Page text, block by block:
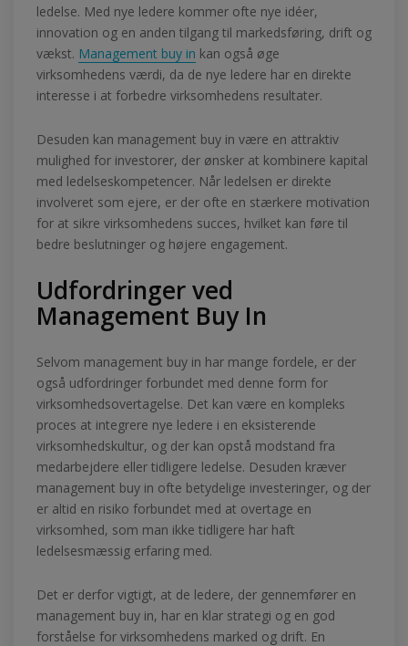
ledelse. Med nye ledere kommer ofte nye idéer,
innovation og en anden tilgang til markedsføring, drift og
vækst. Management buy in kan også øge
virksomhedens værdi, da de nye ledere har en direkte
interesse i at forbedre virksomhedens resultater.
Desuden kan management buy in være en attraktiv
mulighed for investorer, der ønsker at kombinere kapital
med ledelseskompetencer. Når ledelsen er direkte
involveret som ejere, er der ofte en stærkere motivation
for at sikre virksomhedens succes, hvilket kan føre til
bedre beslutninger og højere engagement.
Udfordringer ved
Management Buy In
Selvom management buy in har mange fordele, er der
også udfordringer forbundet med denne form for
virksomhedsovertagelse. Det kan være en kompleks
proces at integrere nye ledere i en eksisterende
virksomhedskultur, og der kan opstå modstand fra
medarbejdere eller tidligere ledelse. Desuden kræver
management buy in ofte betydelige investeringer, og der
er altid en risiko forbundet med at overtage en
virksomhed, som man ikke tidligere har haft
ledelsesmæssig erfaring med.
Det er derfor vigtigt, at de ledere, der gennemfører en
management buy in, har en klar strategi og en god
forståelse for virksomhedens marked og drift. En